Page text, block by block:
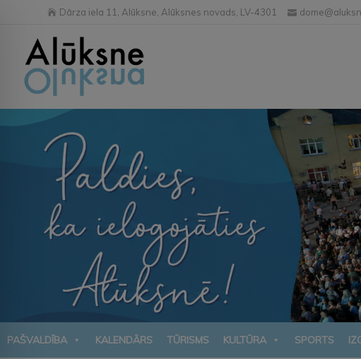
Dārza iela 11, Alūksne, Alūksnes novads, LV-4301
PAŠVALDĪBA KALENDĀRS TŪRISMS KULTŪRA SPORTS